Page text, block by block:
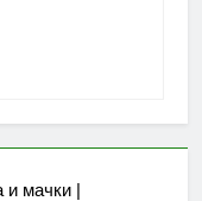
и мачки |